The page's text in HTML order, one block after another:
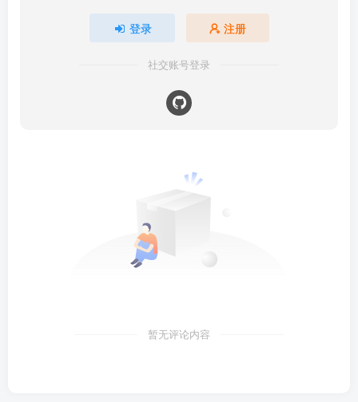
登录 注册
社交账号登录
暂无评论内容